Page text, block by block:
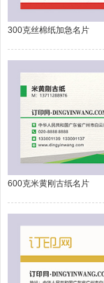
300克丝棉纸加急名片
600克米黄刚古纸名片